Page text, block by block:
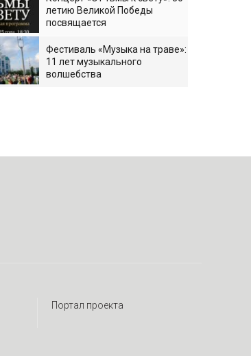
летию Великой Победы
посвящается
Фестиваль «Музыка на траве»:
11 лет музыкального
волшебства
Портал проекта